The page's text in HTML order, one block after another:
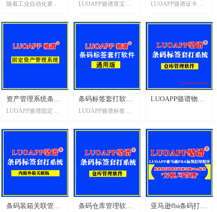
_LUOAPP骆谱软件
随着工业自动化要求
自动打印标签粘贴，
翰扬公司自主开发的
可实现此功能。
系统标签打印软件
LUOAPP骆谱珠宝首
现珠宝首饰标签打
系统标签打印软件
LUOAPP骆谱证卡批
现证卡资料批量打印,
内容。
资产管理系统条码
标签打印软件_骆
LUOAPP骆谱固定资
的条码技术与固定资
资产唯一编码，实现
了固定资产的全程实
物跟踪管理，其中包
归还、维修情况等，
使用条码扫描实现快
条码标签套打软件
通用版_LUOAPP骆
LUOAPP骆谱标签套
标签智能打印，解决
理，追溯等问题，相
关需求请联系翰扬技
术（广州-东莞-武
汉）。
LUOAPP骆谱物流
条码装箱关联管理
条码仓库管理软件
亚马逊fba条码打印